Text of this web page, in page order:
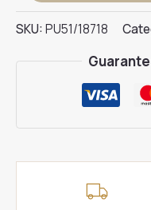
Riviere
Brillantes
SKU:PU51/18718